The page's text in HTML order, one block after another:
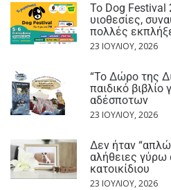
Το Dog Festival
υιοθεσίες,
πολλές
23 ΙΟΥΛΊΟΥ, 2026
“Το Δώρο της
παιδικό
αδέσποτων
23 ΙΟΥΛΊΟΥ, 2026
Δεν ήταν
αλήθειες γύρω
κατοικίδιου
23 ΙΟΥΛΊΟΥ, 2026